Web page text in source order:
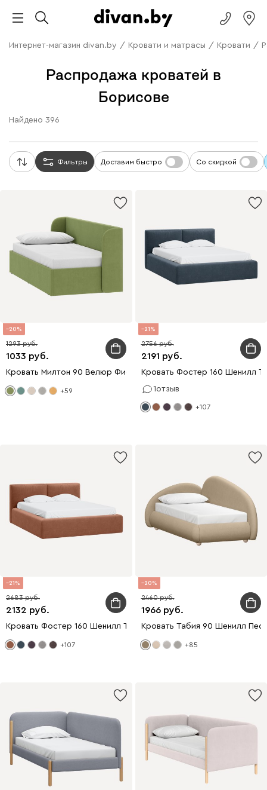
Интернет-магазин divan.by / Кровати и матрасы / Кровати /
Распродажа кроватей в
Борисове
Найдено 396
Фильтры Доставим быстро Со скидкой
20
1033
1293
Кровать Милтон 90 Велюр Фисташковый
+59
21
2191
2756
Кровать Фостер 160 Шенилл
1отзыв
+107
21
2132
2683
Кровать Фостер 160 Шенилл Терракотовый
+107
20
1966
2460
Кровать Табия 90 Шенилл
+85